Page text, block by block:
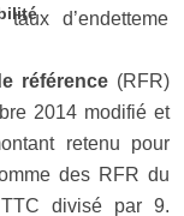
référence (RFR)
2014 modifié et
retenu pour
des RFR du
divisé par 9.